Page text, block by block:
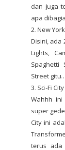
dan juga
apa
2. New York
Disini, ada
Lights,
Spaghetti
Street gitu..
3. Sci-Fi City
Wahhh
super
City ini
terus ada